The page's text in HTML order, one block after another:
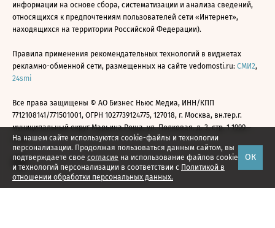
На нашем сайте используются cookie-файлы и технологии
персонализации. Продолжая пользоваться данным сайтом, вы
подтверждаете свое согласие на использование файлов cookie
и технологий персонализации в соответствии с Политикой в
отношении обработки персональных данных.
ОК
информации на основе сбора, систематизации и анализа сведений,
относящихся к предпочтениям пользователей сети «Интернет»,
находящихся на территории Российской Федерации).
Правила применения рекомендательных технологий в виджетах
рекламно-обменной сети, размещенных на сайте vedomosti.ru: СМИ2,
24smi
Все права защищены © АО Бизнес Ньюс Медиа, ИНН/КПП
7712108141/771501001, ОГРН 1027739124775, 127018, г. Москва, вн.тер.г.
муниципальный округ Марьина Роща, ул. Полковая, д. 3, стр. 1 1999—
2026